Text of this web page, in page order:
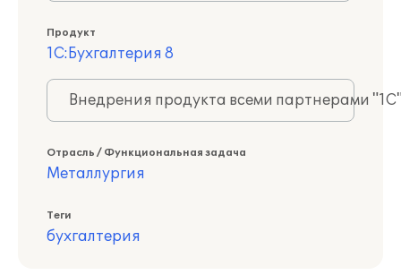
Продукт
1С:Бухгалтерия 8
Внедрения продукта всеми партнерами
Отрасль / Функциональная задача
Металлургия
Теги
бухгалтерия